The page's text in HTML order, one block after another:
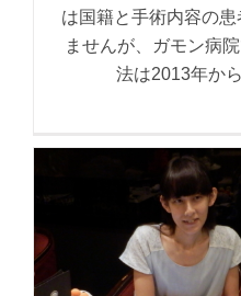
は国籍と手術内容の
ませんが、ガモン病
法は2013年か